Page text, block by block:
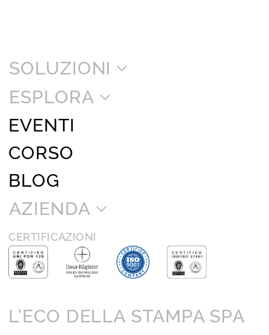
SOLUZIONI
ESPLORA
EVENTI
CORSO
BLOG
AZIENDA
CERTIFICAZIONI
L’ECO DELLA STAMPA SPA